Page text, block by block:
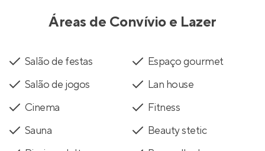
Áreas de Convívio e Lazer
Salão de festas
Espaço gourmet
Salão de jogos
Lan house
Cinema
Fitness
Sauna
Beauty stetic